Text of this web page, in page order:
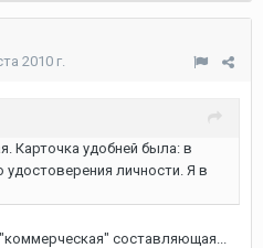
2010 г.
Карточка удобней была: в
удостоверения личности. Я в
составляющая...